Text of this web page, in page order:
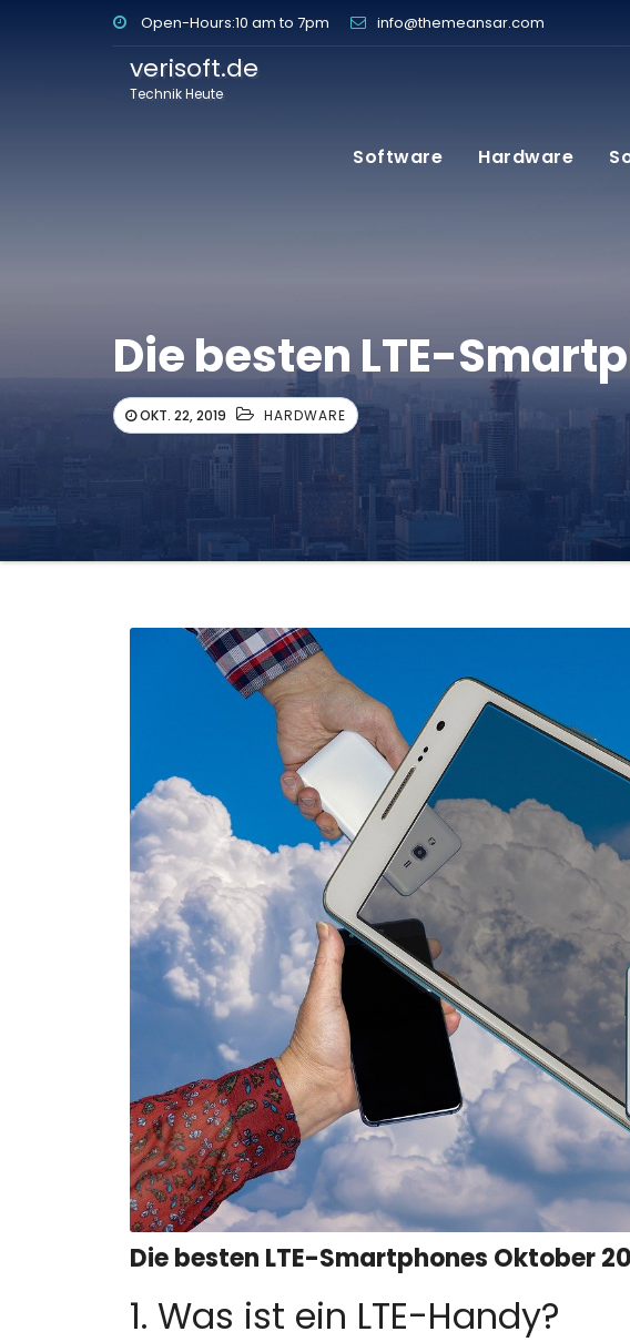
Open-Hours:10 am to 7pm info@themeansar.com
verisoft.de
Technik Heute
Software Hardware
Die besten LTE-
OKT. 22, 2019 HARDWARE
Die besten LTE-Smartphones Oktober
1. Was ist ein LTE-Handy?